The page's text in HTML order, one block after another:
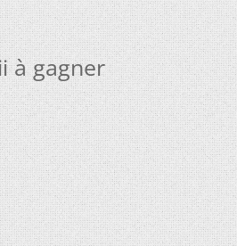
à gagner